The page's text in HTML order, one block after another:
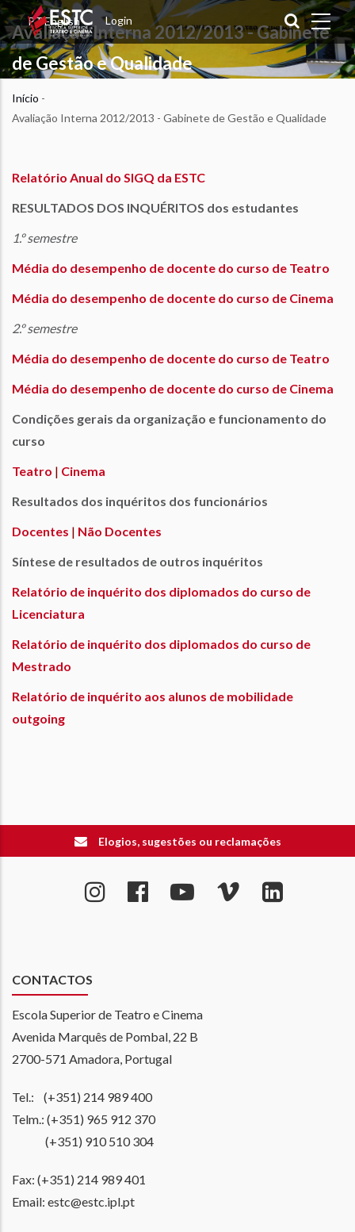
Passar
para
o
conteúdo
PTEnglish Login
Navegação
Início -
Avaliação Interna 2012/2013 - Gabinete de Gestão e Qualidade
Avaliação Interna 2012/2013 - Gabinete
de Gestão e Qualidade
Relatório Anual do SIGQ da ESTC
RESULTADOS DOS INQUÉRITOS dos estudantes
1.º semestre
Média do desempenho de docente do curso de Teatro
Média do desempenho de docente do curso de Cinema
2.º semestre
Média do desempenho de docente do curso de Teatro
Média do desempenho de docente do curso de Cinema
Condições gerais da organização e funcionamento do
curso
Teatro | Cinema
Resultados dos inquéritos dos funcionários
Docentes | Não Docentes
Síntese de resultados de outros inquéritos
Relatório de inquérito dos diplomados do curso de
Licenciatura
Relatório de inquérito dos diplomados do curso de
Mestrado
Relatório de inquérito aos alunos de mobilidade
outgoing
Elogios, sugestões ou reclamações
CONTACTOS
Escola Superior de Teatro e Cinema
Avenida Marquês de Pombal, 22 B
2700-571 Amadora, Portugal
Tel.: (+351) 214 989 400
Telm.: (+351) 965 912 370
(+351) 910 510 304
Fax: (+351) 214 989 401
Email: estc@estc.ipl.pt